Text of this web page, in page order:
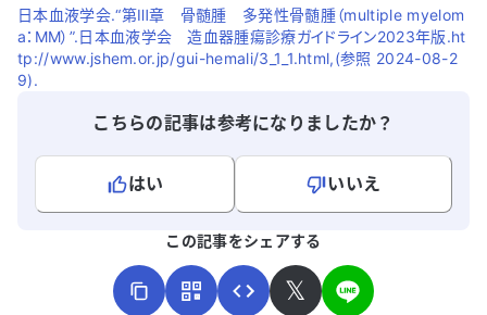
日本血液学会.“第Ⅲ章 骨髄腫 多発性骨髄腫（multiple myelom
a：MM）”.日本血液学会 造血器腫瘍診療ガイドライン2023年版.ht
tp://www.jshem.or.jp/gui-hemali/3_1_1.html,(参照 2024-08-2
9).
こちらの記事は参考になりましたか？
はい
いいえ
この記事をシェアする
𝕏